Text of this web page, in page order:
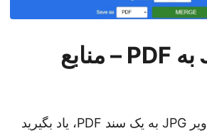
ترکیب JPG به PDF – منابع
علاوه بر ترکیب تصاویر JPG به یک سند PDF، یاد بگیرید